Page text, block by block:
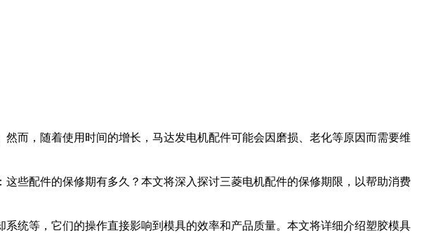
而，随着使用时间的增长，马达发电机配件可能会因磨损、老化等原因而需要维
些配件的保修期有多久？本文将深入探讨三菱电机配件的保修期限，以帮助消费
统等，它们的操作直接影响到模具的效率和产品质量。本文将详细介绍塑胶模具